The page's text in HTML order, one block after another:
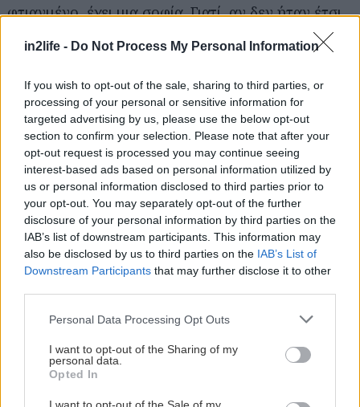
in2life - Do Not Process My Personal Information
If you wish to opt-out of the sale, sharing to third parties, or
processing of your personal or sensitive information for
targeted advertising by us, please use the below opt-out
section to confirm your selection. Please note that after your
opt-out request is processed you may continue seeing
interest-based ads based on personal information utilized by
us or personal information disclosed to third parties prior to
your opt-out. You may separately opt-out of the further
disclosure of your personal information by third parties on the
IAB’s list of downstream participants. This information may
also be disclosed by us to third parties on the IAB’s List of
Downstream Participants that may further disclose it to other
Please note that this website/app uses one or more Google
not limited to your visit or usage behaviour. You may click to
grant or deny consent to Google and its third-party tags to
use your data for below specified purposes in below Google
consent section.
Personal Data Processing Opt Outs
I want to opt-out of the Sharing of my
personal data.
Opted In
φτιαγμένο, έχει μια σοφία. Γιατί, αν δεν ήταν έτσι,
ίσως να επικρατούσε τελικά μια κούραση, η οποία
τώρα δεν προφταίνει να δράσει. Ερχεται το νέο
πλάσμα, το ξεκούραστο, το διψασμένο να ζήσει
αυτό όλο το ψέμα που είναι ο βίος μας. Γιατί περί
ενός ψέματος πρόκειται, ενός ψέματος το οποίο
διαρκεί άλλοτε πολλά χρόνια, άλλοτε λίγα.
Βέβαια, αν μου λέγανε, θα ήθελες τώρα να
ξαναγεννηθείς και να μην είσαι μπλεγμένη με
αυτό το ψέμα; Τώρα ναι, δεν θα είμαι, γιατί είμαι
δεμένη με ό,τι υπήρξε.
Δεν κοιτάζω το ρολόι μου, αλλά θα σου πω το
δύο δευτερόλεπτα πίσω, αυτή την καραβάνα θα
φορούσα. Ακριβώς διότι, αν πολλαπλασιάσεις δύο
δευτερόλεπτα κάθε μέρα πίσω, σκέψου πόσο